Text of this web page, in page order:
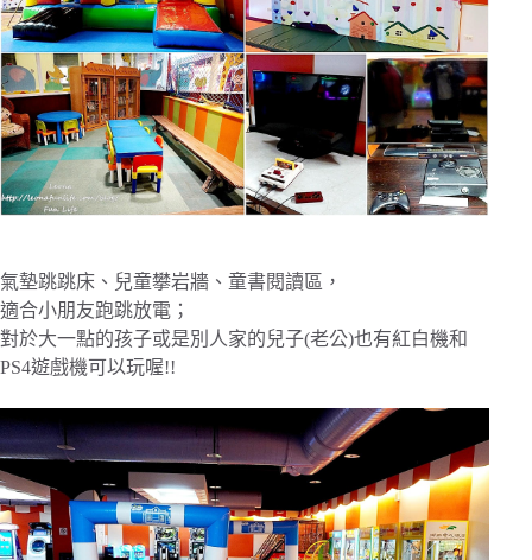
氣墊跳跳床、兒童攀岩牆、童書閱讀區，
適合小朋友跑跳放電；
對於大一點的孩子或是別人家的兒子(老公)也有紅白機和
PS4遊戲機可以玩喔!!